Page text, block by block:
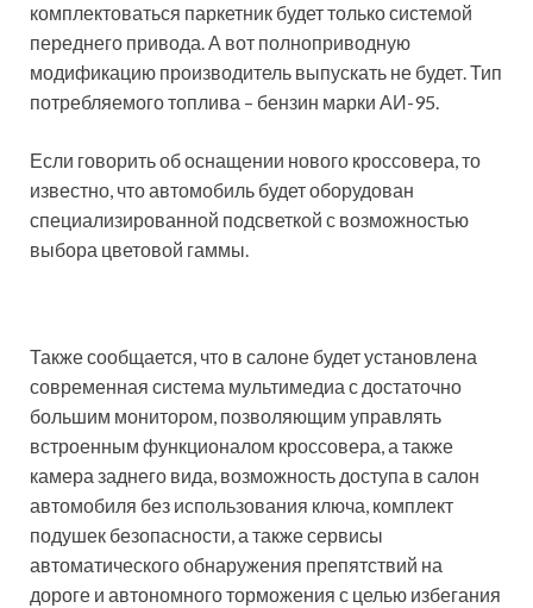
комплектоваться паркетник будет только системой
переднего привода. А вот полноприводную
модификацию производитель выпускать не будет. Тип
потребляемого топлива – бензин марки АИ-95.
Если говорить об оснащении нового кроссовера, то
известно, что автомобиль будет оборудован
специализированной подсветкой с возможностью
выбора цветовой гаммы.
Также сообщается, что в салоне будет установлена
современная система мультимедиа с достаточно
большим монитором, позволяющим управлять
встроенным функционалом кроссовера, а также
камера заднего вида, возможность доступа в салон
автомобиля без использования ключа, комплект
подушек безопасности, а также сервисы
автоматического обнаружения препятствий на
дороге и автономного торможения с целью избегания